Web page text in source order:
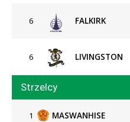
6 FALKIRK
6 LIVINGSTON
Strzelcy
1 MASWANHISE